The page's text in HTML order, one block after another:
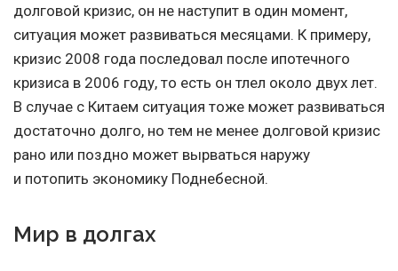
долговой кризис, он не наступит в один момент,
ситуация может развиваться месяцами. К примеру,
кризис 2008 года последовал после ипотечного
кризиса в 2006 году, то есть он тлел около двух лет.
В случае с Китаем ситуация тоже может развиваться
достаточно долго, но тем не менее долговой кризис
рано или поздно может вырваться наружу
и потопить экономику Поднебесной.
Мир в долгах